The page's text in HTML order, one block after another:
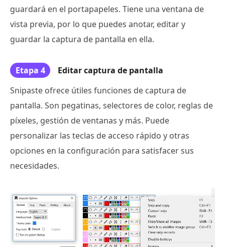
guardará en el portapapeles. Tiene una ventana de
vista previa, por lo que puedes anotar, editar y
guardar la captura de pantalla en ella.
Etapa 4
Editar captura de pantalla
Snipaste ofrece útiles funciones de captura de
pantalla. Son pegatinas, selectores de color, reglas de
píxeles, gestión de ventanas y más. Puede
personalizar las teclas de acceso rápido y otras
opciones en la configuración para satisfacer sus
necesidades.